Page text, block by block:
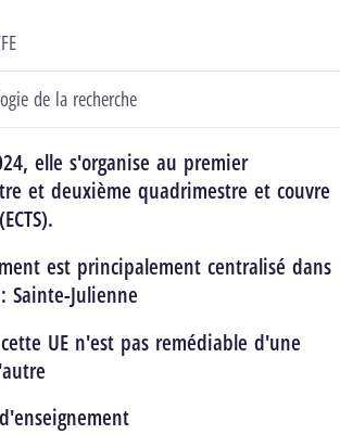
de la recherche
elle s'organise au premier
et deuxième quadrimestre et couvre
est principalement centralisé dans
Sainte-Julienne
UE n'est pas remédiable d'une